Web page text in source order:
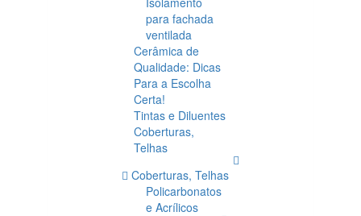
para fachada
ventilada
Cerâmica de
Qualidade: Dicas
Para a Escolha
Certa!
Tintas e Diluentes
Coberturas,
Telhas
Coberturas, Telhas
Policarbonatos
e Acrílicos